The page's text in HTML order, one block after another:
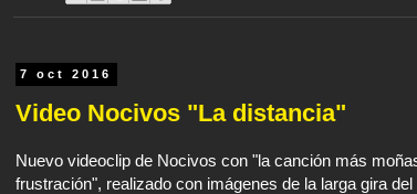
7 oct 2016
Video Nocivos "La distancia"
Nuevo videoclip de Nocivos con "la canción más
frustración", realizado con imágenes de la larga gira del